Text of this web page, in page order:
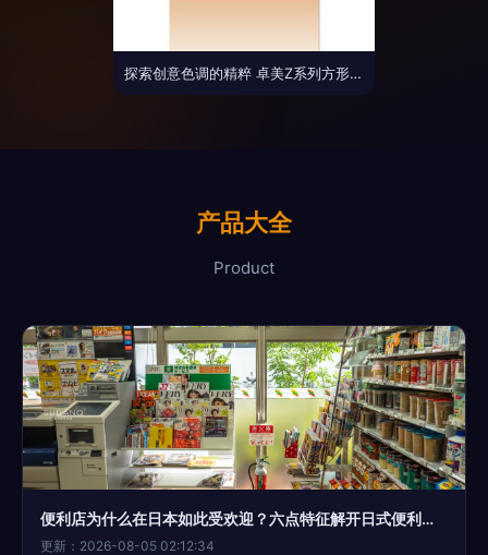
探索创意色调的精粹 卓美Z系列方形渐变无暗角滤镜评测——以100X150mm烟草色试镜
产品大全
Product
便利店为什么在日本如此受欢迎？六点特征解开日式便利店的成功密码
更新：2026-08-05 02:12:34